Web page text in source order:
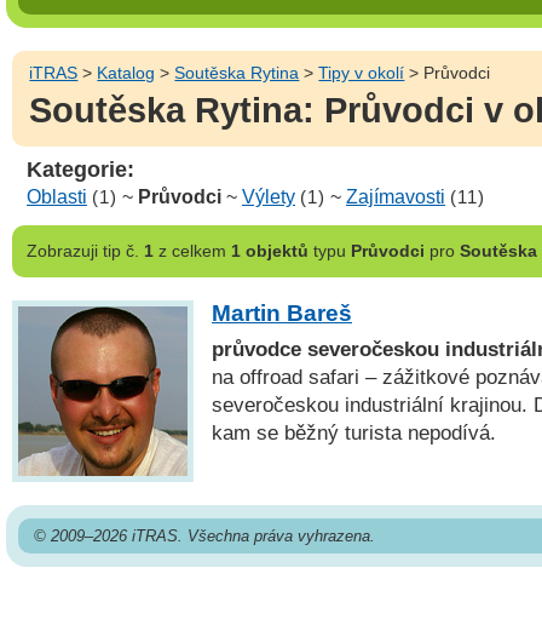
iTRAS > Katalog >Soutěska Rytina >Tipy v okolí > Průvodci
Soutěska Rytina: Průvodci v
Kategorie:
Oblasti (1) ~ Průvodci ~ Výlety (1) ~ Zajímavosti (11)
Zobrazujitip č. 1z celkem 1 objektů typu Průvodci pro Soutěska
Martin Bareš
průvodce severočeskou
na offroad safari – zážitkové
severočeskou industriální krajinou.
kam se běžný turista nepodívá.
© 2009–2026 iTRAS. Všechna práva vyhrazena.